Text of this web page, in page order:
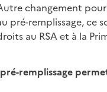
changement pour
pré-remplissage, ce
au RSA et à la
remplissage